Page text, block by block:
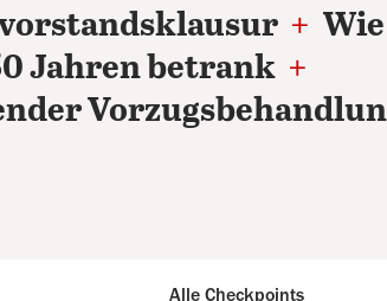
+ Wie
Jahren betrank +
Alle Checkpoints